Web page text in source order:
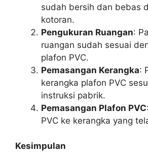
sudah bersih dan bebas
kotoran.
Pengukuran Ruangan:
ruangan sudah sesuai
plafon PVC.
Pemasangan Kerangka:
kerangka plafon PVC
instruksi pabrik.
Pemasangan Plafon PVC
PVC ke kerangka yang
Kesimpulan